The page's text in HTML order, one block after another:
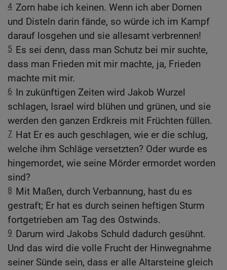
4 Zorn habe ich keinen. Wenn ich aber Dornen
und Disteln darin fände, so würde ich im Kampf
darauf losgehen und sie allesamt verbrennen!
5 Es sei denn, dass man Schutz bei mir suchte,
dass man Frieden mit mir machte, ja, Frieden
machte mit mir.
6 In zukünftigen Zeiten wird Jakob Wurzel
schlagen, Israel wird blühen und grünen, und sie
werden den ganzen Erdkreis mit Früchten füllen.
7 Hat Er es auch geschlagen, wie er die schlug,
welche ihm Schläge versetzten? Oder wurde es
hingemordet, wie seine Mörder ermordet worden
sind?
8 Mit Maßen, durch Verbannung, hast du es
gestraft; Er hat es durch seinen heftigen Sturm
fortgetrieben am Tag des Ostwinds.
9 Darum wird Jakobs Schuld dadurch gesühnt.
Und das wird die volle Frucht der Hinwegnahme
seiner Sünde sein, dass er alle Altarsteine gleich